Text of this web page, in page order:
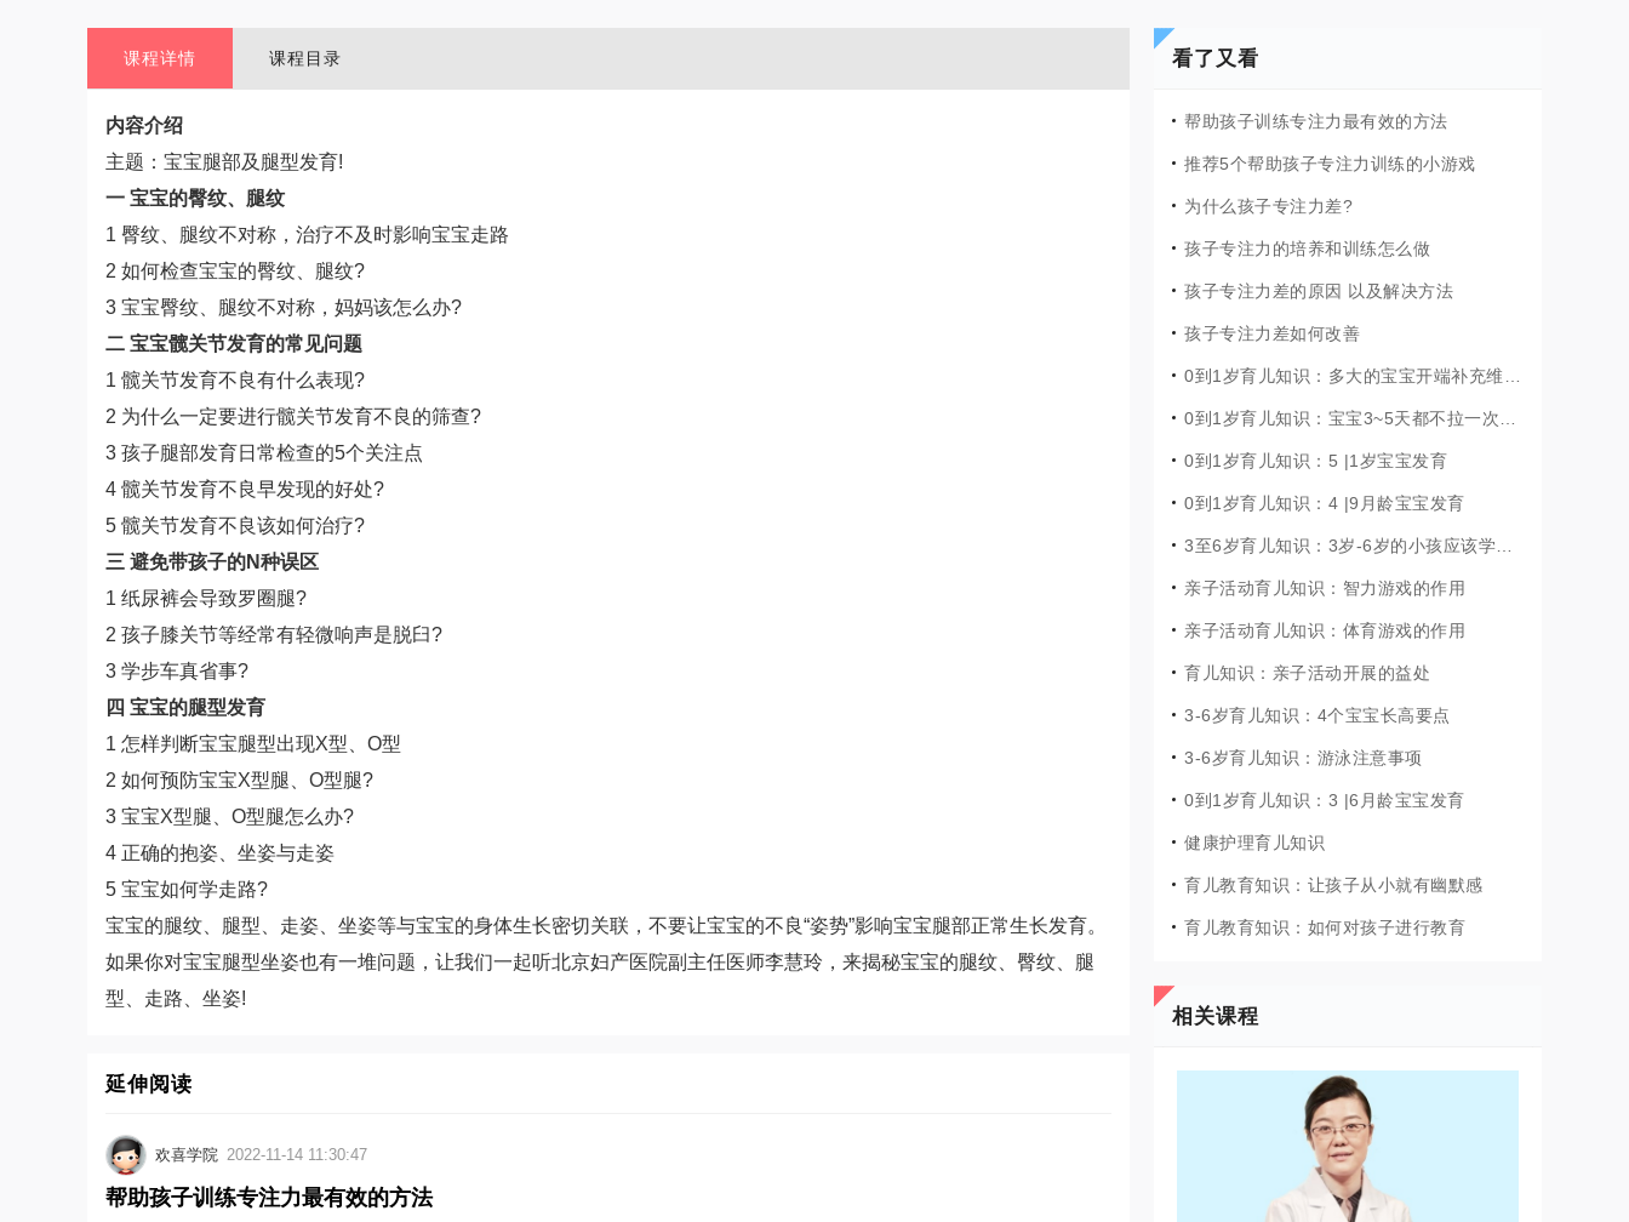
课程详情 课程目录
内容介绍
主题：宝宝腿部及腿型发育!
一 宝宝的臀纹、腿纹
1 臀纹、腿纹不对称，治疗不及时影响宝宝走路
2 如何检查宝宝的臀纹、腿纹?
3 宝宝臀纹、腿纹不对称，妈妈该怎么办?
二 宝宝髋关节发育的常见问题
1 髋关节发育不良有什么表现?
2 为什么一定要进行髋关节发育不良的筛查?
3 孩子腿部发育日常检查的5个关注点
4 髋关节发育不良早发现的好处?
5 髋关节发育不良该如何治疗?
三 避免带孩子的N种误区
1 纸尿裤会导致罗圈腿?
2 孩子膝关节等经常有轻微响声是脱臼?
3 学步车真省事?
四 宝宝的腿型发育
1 怎样判断宝宝腿型出现X型、O型
2 如何预防宝宝X型腿、O型腿?
3 宝宝X型腿、O型腿怎么办?
4 正确的抱姿、坐姿与走姿
5 宝宝如何学走路?
宝宝的腿纹、腿型、走姿、坐姿等与宝宝的身体生长密切关联，不要让宝宝的不良“姿势”影响宝宝腿部正常生长发育。
如果你对宝宝腿型坐姿也有一堆问题，让我们一起听北京妇产医院副主任医师李慧玲，来揭秘宝宝的腿纹、臀纹、腿
型、走路、坐姿!
延伸阅读
欢喜学院 2022-11-14 11:30:47
帮助孩子训练专注力最有效的方法
看了又看
帮助孩子训练专注力最有效的方法
推荐5个帮助孩子专注力训练的小游戏
为什么孩子专注力差?
孩子专注力的培养和训练怎么做
孩子专注力差的原因 以及解决方法
孩子专注力差如何改善
0到1岁育儿知识：5 |1岁宝宝发育
0到1岁育儿知识：4 |9月龄宝宝发育
亲子活动育儿知识：智力游戏的作用
亲子活动育儿知识：体育游戏的作用
育儿知识：亲子活动开展的益处
3-6岁育儿知识：4个宝宝长高要点
3-6岁育儿知识：游泳注意事项
0到1岁育儿知识：3 |6月龄宝宝发育
健康护理育儿知识
育儿教育知识：让孩子从小就有幽默感
育儿教育知识：如何对孩子进行教育
相关课程